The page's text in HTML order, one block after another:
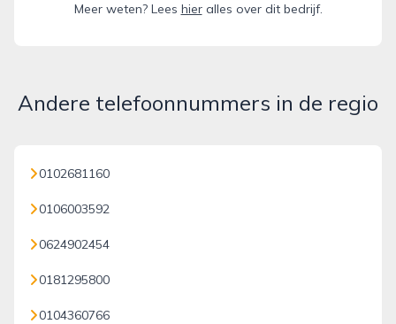
Meer weten? Lees hieralles over dit bedrijf.
Andere telefoonnummers in de regio
0102681160
0106003592
0624902454
0181295800
0104360766